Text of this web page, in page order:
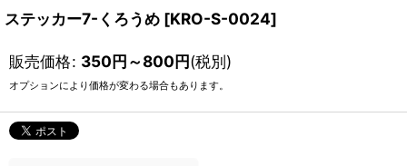
ステッカー7-くろうめ [KRO-S-0024]
販売価格: 350円～800円(税別)
オプションにより価格が変わる場合もあります。